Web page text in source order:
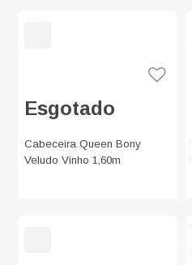
Esgotado
Cabeceira Queen Bony
Veludo Vinho 1,60m